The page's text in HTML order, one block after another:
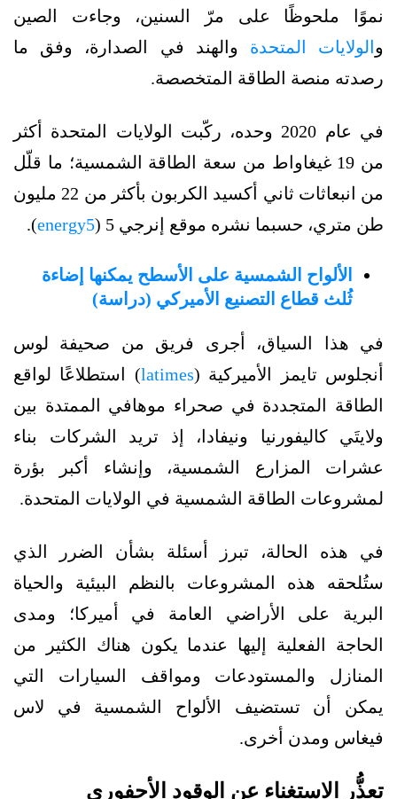
نموًا ملحوظًا على مرّ السنين، وجاءت الصين
و الولايات المتحدة والهند في الصدارة، وفق ما
رصدته منصة الطاقة المتخصصة.
في عام 2020 وحده، ركّبت الولايات المتحدة أكثر
من 19 غيغاواط من سعة الطاقة الشمسية؛ ما قلّل
من انبعاثات ثاني أكسيد الكربون بأكثر من 22 مليون
طن متري، حسبما نشره موقع إنرجي 5 (
energy5
).
الألواح الشمسية على الأسطح يمكنها إضاءة
ثُلث قطاع التصنيع الأميركي (دراسة)
في هذا السياق، أجرى فريق من صحيفة لوس
أنجلوس تايمز الأميركية (latimes) استطلاعًا لواقع
الطاقة المتجددة في صحراء موهافي الممتدة بين
ولايتَي كاليفورنيا ونيفادا، إذ تريد الشركات بناء
عشرات المزارع الشمسية، وإنشاء أكبر بؤرة
لمشروعات الطاقة الشمسية في الولايات المتحدة.
في هذه الحالة، تبرز أسئلة بشأن الضرر الذي
ستُلحقه هذه المشروعات بالنظم البيئية والحياة
البرية على الأراضي العامة في أميركا؛ ومدى
الحاجة الفعلية إليها عندما يكون هناك الكثير من
المنازل والمستودعات ومواقف السيارات التي
يمكن أن تستضيف الألواح الشمسية في لاس
فيغاس ومدن أخرى.
تعذُّر الاستغناء عن الوقود الأحفوري